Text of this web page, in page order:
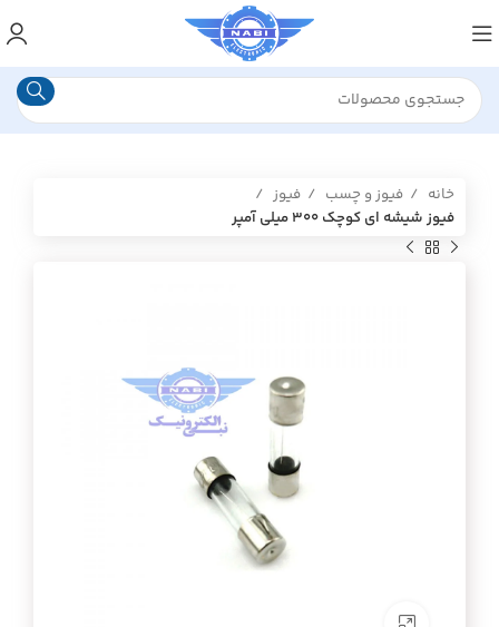
خانه فیوز و چسب
فیوز
فیوز شیشه ای کوچک ۳۰۰ میلی آمپر